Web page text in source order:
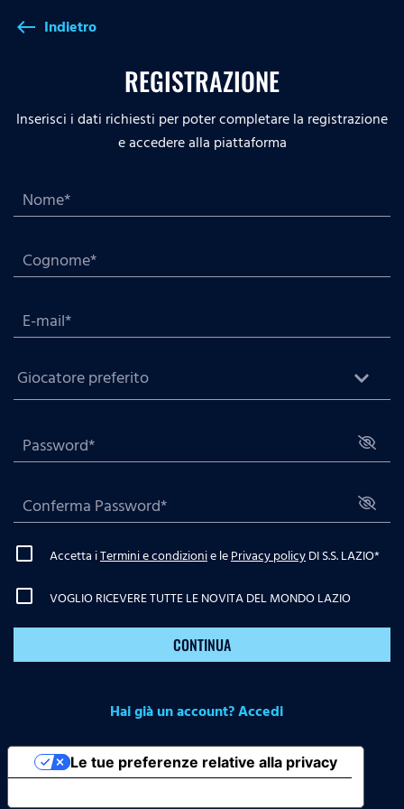
west Indietro
REGISTRAZIONE
Inserisci i dati richiesti per poter completare la registrazione
e accedere alla piattaforma
Accetta iTermini e condizionie lePrivacy policyDI S.S. LAZIO*
VOGLIO RICEVERE TUTTE LE NOVITA DEL MONDO LAZIO
CONTINUA
Hai già un account? Accedi
Le tue preferenze relative alla privacy